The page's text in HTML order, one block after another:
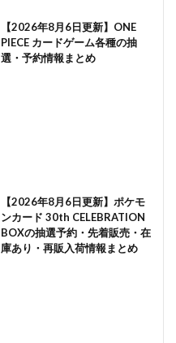
【2026年8月6日更新】ONE
PIECE カードゲーム各種の抽
選・予約情報まとめ
【2026年8月6日更新】ポケモ
ンカード 30th CELEBRATION
BOXの抽選予約・先着販売・在
庫あり・再販入荷情報まとめ